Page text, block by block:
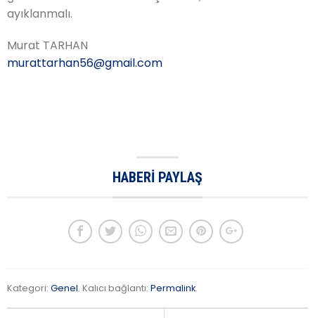
ayıklanmalı.
Murat TARHAN
murattarhan56@gmail.com
HABERI PAYLAŞ
Kategori: Genel. Kalıcı bağlantı: Permalink.